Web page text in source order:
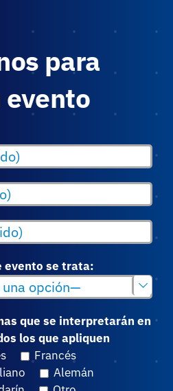
para
evento se trata:

que se interpretarán en
los que apliquen
Francés
Alemán